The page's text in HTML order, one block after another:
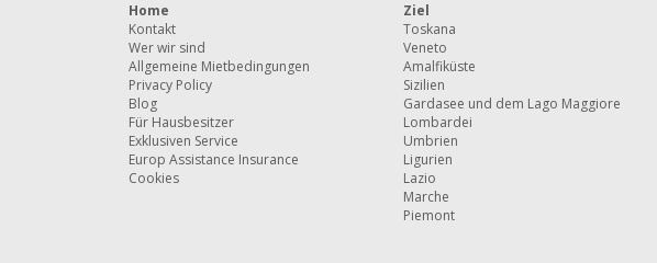
Home
Kontakt
Wer wir sind
Allgemeine Mietbedingungen
Privacy Policy
Blog
Für Hausbesitzer
Exklusiven Service
Europ Assistance Insurance
Cookies
Ziel
Toskana
Veneto
Amalfiküste
Sizilien
Gardasee und dem Lago Maggiore
Lombardei
Umbrien
Ligurien
Lazio
Marche
Piemont